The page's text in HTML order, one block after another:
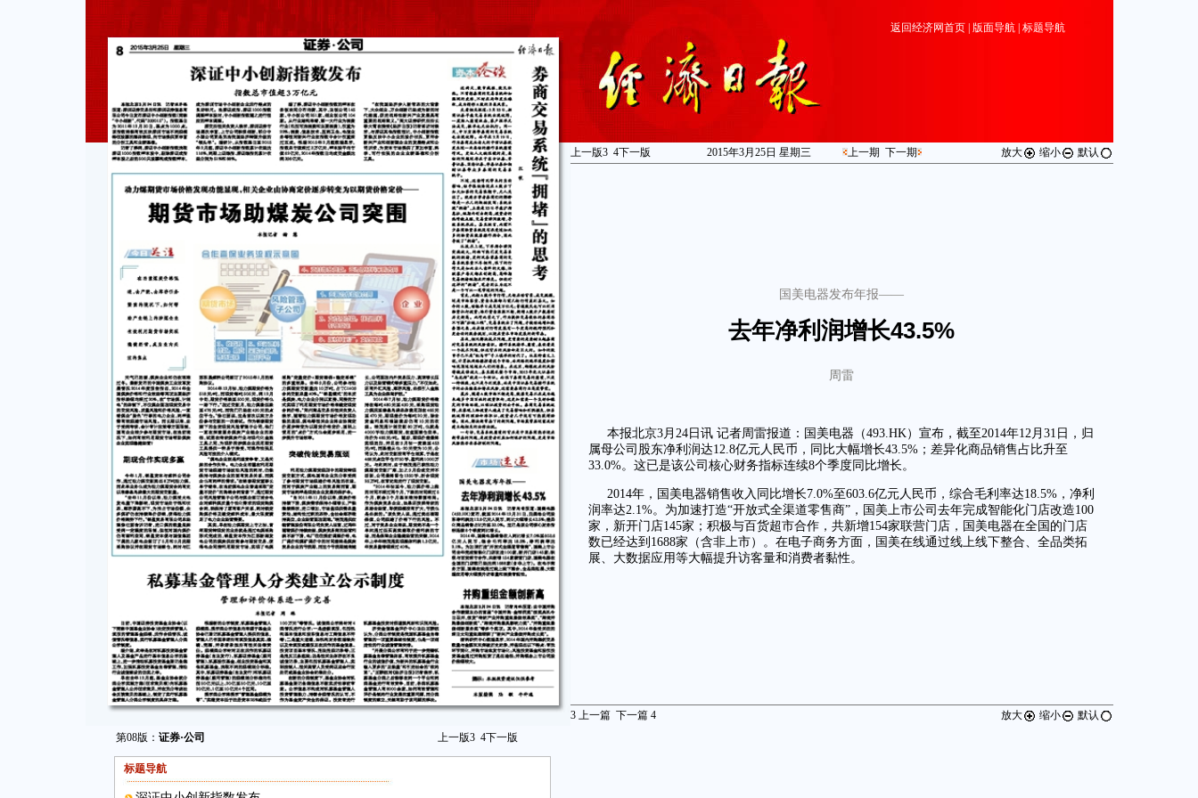
第08版： 证券·公司 上一版3 4下一版
标题导航
返回经济网首页| 版面导航| 标题导航
上一版3 4下一版 2015年3月25日 星期三 上一期 下一期 放大 缩小 默认
国美电器发布年报——
去年净利润增长43.5%
周雷
本报北京3月24日讯 记者周雷报道：国美电器（493.HK）宣布，截至2014年12月31日，归
属母公司股东净利润达12.8亿元人民币，同比大幅增长43.5%；差异化商品销售占比升至
33.0%。这已是该公司核心财务指标连续8个季度同比增长。
2014年，国美电器销售收入同比增长7.0%至603.6亿元人民币，综合毛利率达18.5%，净利
润率达2.1%。为加速打造“开放式全渠道零售商”，国美上市公司去年完成智能化门店改造100
家，新开门店145家；积极与百货超市合作，共新增154家联营门店，国美电器在全国的门店
数已经达到1688家（含非上市）。在电子商务方面，国美在线通过线上线下整合、全品类拓
展、大数据应用等大幅提升访客量和消费者黏性。
3上一篇 下一篇 4 放大 缩小 默认